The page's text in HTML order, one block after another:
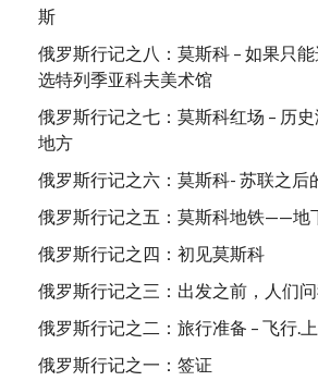
斯
俄罗斯行记之八：莫斯科 – 如果只
选特列季亚科夫美术馆
俄罗斯行记之七：莫斯科红场 – 历
地方
俄罗斯行记之六：莫斯科- 苏联之后
俄罗斯行记之五：莫斯科地铁——地
俄罗斯行记之四：初见莫斯科
俄罗斯行记之三：出发之前，人们
俄罗斯行记之二：旅行准备 – 飞行.
俄罗斯行记之一：签证